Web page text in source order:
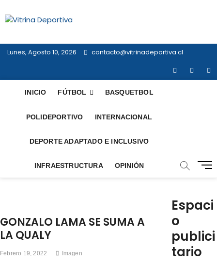
al
Deportiva
Lunes, Agosto 10, 2026 contacto@vitrinadeportiva.cl
facebooktwitter
INICIO FÚTBOL BASQUETBOL
POLIDEPORTIVO INTERNACIONAL
DEPORTE ADAPTADO E INCLUSIVO
INFRAESTRUCTURA OPINIÓN
B
n
e
m
e
GONZALO LAMA SE SUMA A
LA QUALY
Febrero 19, 2022 Imagen
Espaci
o
publici
tario